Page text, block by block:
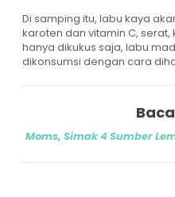
Di samping itu, labu kaya
karoten dan vitamin C,
hanya dikukus saja, labu
dikonsumsi dengan cara
Moms, Simak 4 Sumber